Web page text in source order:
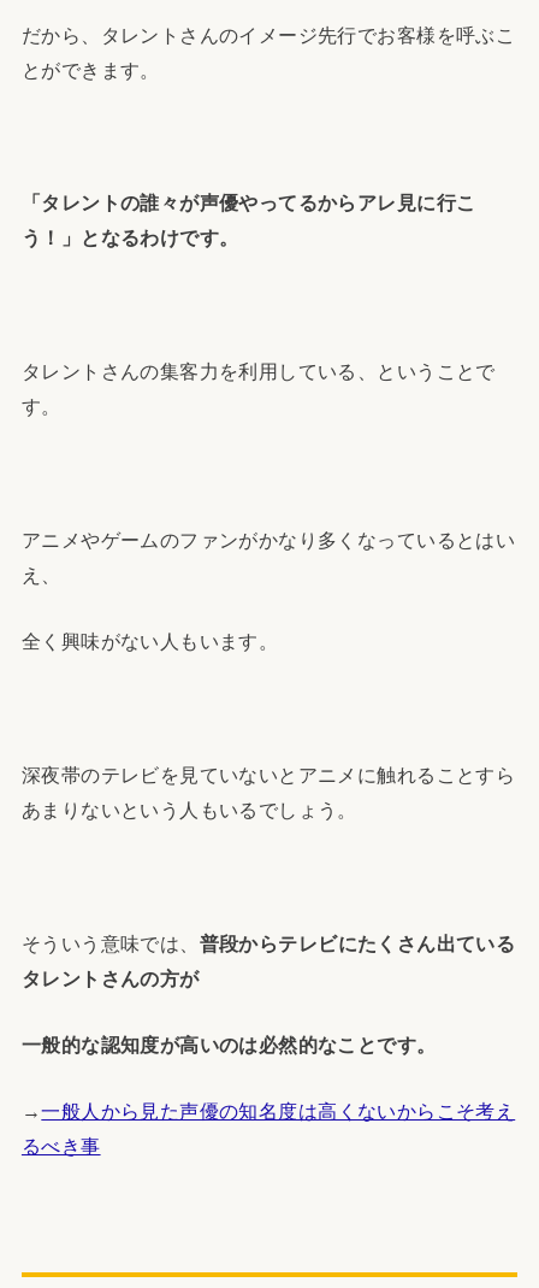
だから、タレントさんのイメージ先行でお客様を呼ぶこ
とができます。
「タレントの誰々が声優やってるからアレ見に行こ
う！」となるわけです。
タレントさんの集客力を利用している、ということで
す。
アニメやゲームのファンがかなり多くなっているとはい
え、
全く興味がない人もいます。
深夜帯のテレビを見ていないとアニメに触れることすら
あまりないという人もいるでしょう。
そういう意味では、 普段からテレビにたくさん出ている
タレントさんの方が
一般的な認知度が高いのは必然的なことです。
→一般人から見た声優の知名度は高くないからこそ考え
るべき事